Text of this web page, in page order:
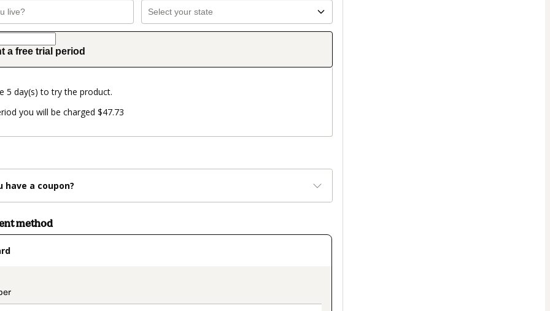
a free trial period
5 day(s) to try the product.
you will be charged $47.73
have a coupon?
method